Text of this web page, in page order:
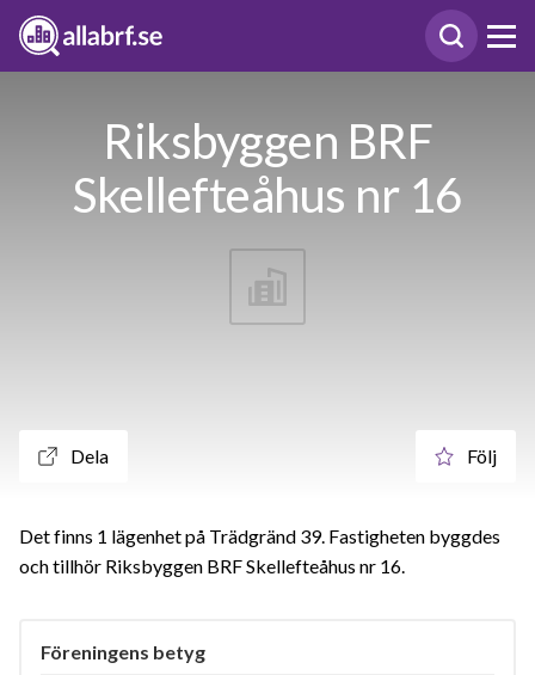
Riksbyggen BRF
Skellefteåhus nr 16
Dela Följ
Det finns 1 lägenhet på Trädgränd 39. Fastigheten byggdes
och tillhör Riksbyggen BRF Skellefteåhus nr 16.
Föreningens betyg